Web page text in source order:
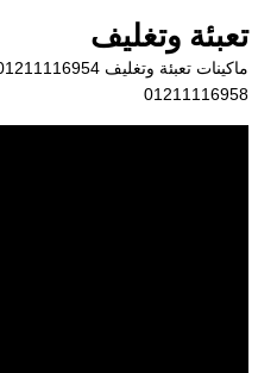
المحتوى
تعبئة وتغليف
01211116958